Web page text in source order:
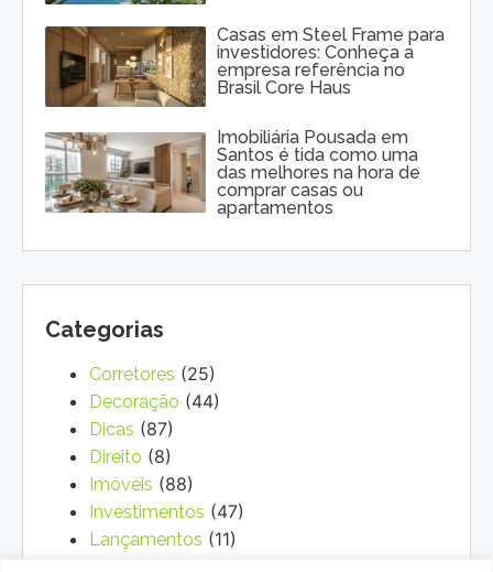
Casas em Steel Frame para
investidores: Conheça a
empresa referência no
Brasil Core Haus
Imobiliária Pousada em
Santos é tida como uma
das melhores na hora de
comprar casas ou
apartamentos
Categorias
Corretores (25)
Decoração (44)
Dicas (87)
Direito (8)
Imóveis (88)
Investimentos (47)
Lançamentos (11)
(3)